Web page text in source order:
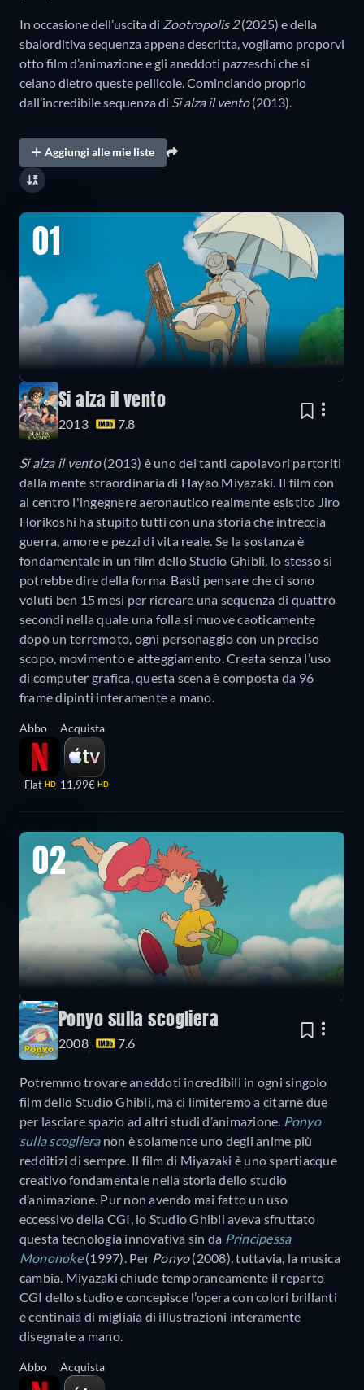
In occasione dell’uscita di Zootropolis 2(2025) e della
sbalorditiva sequenza appena descritta, vogliamo proporvi
otto film d’animazione e gli aneddoti pazzeschi che si
celano dietro queste pellicole. Cominciando proprio
dall’incredibile sequenza di Si alza il vento(2013).
Aggiungi alle mie liste
01
Si alza il vento
2013 7.8
Si alza il vento(2013) è uno dei tanti capolavori partoriti
dalla mente straordinaria di Hayao Miyazaki. Il film con
al centro l'ingegnere aeronautico realmente esistito Jiro
Horikoshi ha stupito tutti con una storia che intreccia
guerra, amore e pezzi di vita reale. Se la sostanza è
fondamentale in un film dello Studio Ghibli, lo stesso si
potrebbe dire della forma. Basti pensare che ci sono
voluti ben 15 mesi per ricreare una sequenza di quattro
secondi nella quale una folla si muove caoticamente
dopo un terremoto, ogni personaggio con un preciso
scopo, movimento e atteggiamento. Creata senza l’uso
di computer grafica, questa scena è composta da 96
frame dipinti interamente a mano.
Abbo
Flat HD
Acquista
11,99€ HD
02
Ponyo sulla scogliera
2008 7.6
Potremmo trovare aneddoti incredibili in ogni singolo
film dello Studio Ghibli, ma ci limiteremo a citarne due
per lasciare spazio ad altri studi d’animazione. Ponyo
sulla scoglieranon è solamente uno degli anime più
redditizi di sempre. Il film di Miyazaki è uno spartiacque
creativo fondamentale nella storia dello studio
d’animazione. Pur non avendo mai fatto un uso
eccessivo della CGI, lo Studio Ghibli aveva sfruttato
questa tecnologia innovativa sin da Principessa
Mononoke(1997). Per Ponyo(2008), tuttavia, la musica
cambia. Miyazaki chiude temporaneamente il reparto
CGI dello studio e concepisce l’opera con colori brillanti
e centinaia di migliaia di illustrazioni interamente
disegnate a mano.
Abbo Acquista